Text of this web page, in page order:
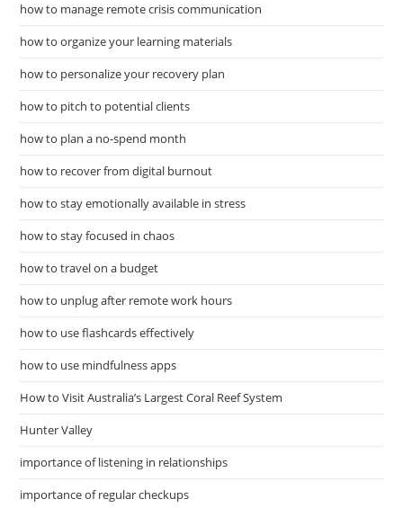
how to manage remote crisis communication
how to organize your learning materials
how to personalize your recovery plan
how to pitch to potential clients
how to plan a no-spend month
how to recover from digital burnout
how to stay emotionally available in stress
how to stay focused in chaos
how to travel on a budget
how to unplug after remote work hours
how to use flashcards effectively
how to use mindfulness apps
How to Visit Australia’s Largest Coral Reef System
Hunter Valley
importance of listening in relationships
importance of regular checkups